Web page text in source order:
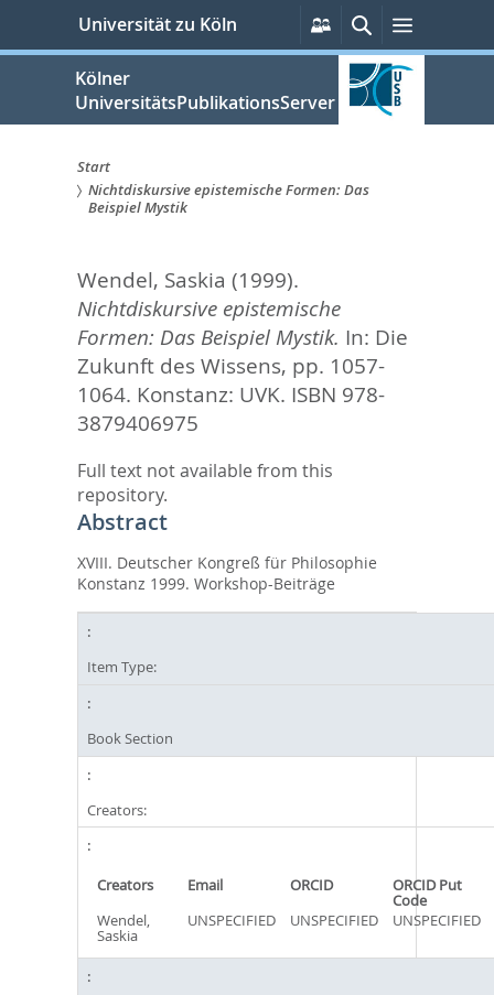
springen
Universität zu Köln
Persönliche
Services
Suche
Kölner
UniversitätsPublikationsServer
Sie
hier:
Start
Nichtdiskursive epistemische Formen: Das
Beispiel Mystik
Wendel, Saskia (1999).
Nichtdiskursive epistemische
Formen: Das Beispiel Mystik. In: Die
Zukunft des Wissens, pp. 1057-
1064. Konstanz: UVK. ISBN 978-
3879406975
Full text not available from this
repository.
Abstract
XVIII. Deutscher Kongreß für Philosophie
Konstanz 1999. Workshop-Beiträge
Item Type:
Book Section
Creators:
Creators Email ORCID ORCID Put
Code
Wendel,
Saskia
UNSPECIFIED UNSPECIFIED UNSPECIFIED